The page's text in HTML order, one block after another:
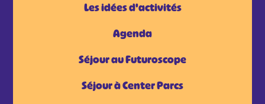
Les idées d'activités
Agenda
Séjour au Futuroscope
Séjour à Center Parcs